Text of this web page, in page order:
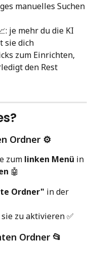
manuelles Suchen
je mehr du die KI
sie dich
zum Einrichten,
den Rest
Ordner ⚙️
zum linken Menü in
🤖
Ordner" in der
sie zu aktivieren ✅
Ordner 📂